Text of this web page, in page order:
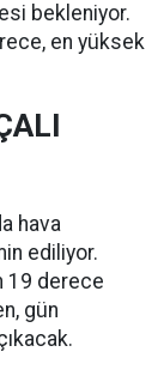
bekleniyor.
en yüksek
hava
ediliyor.
19 derece
gün